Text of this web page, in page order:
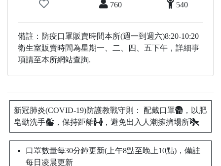
760 540
備註：防疫口罩販賣時間本所(週一到週六)8:20-10:20
衛生室販賣時間為星期一、二、四、五下午，詳細事
項請至本所網站查詢.
新冠肺炎(COVID-19)防護教戰守則： 配戴口罩
，以肥
皂勤洗手
，保持距離 ，避免出入人潮擁擠場所
口罩數量每30分鐘更新(上午8點至晚上10點)，備註
每日凌晨更新